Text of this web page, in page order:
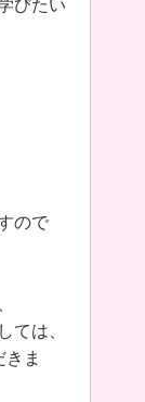
びたい
ので
ては、
ま